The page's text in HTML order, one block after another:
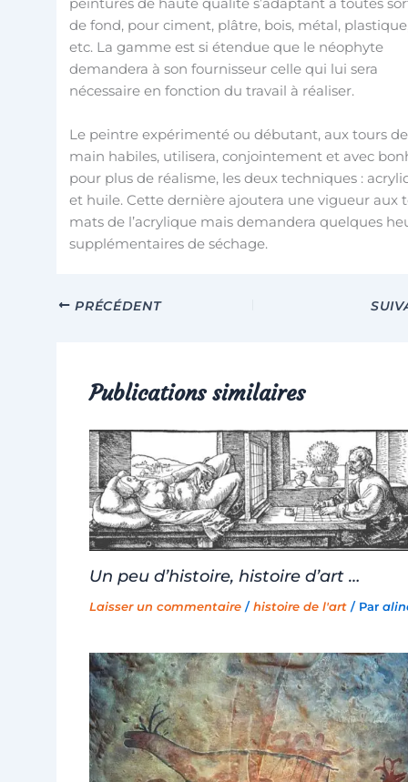
peintures de haute qualité s’adaptant à toutes
de fond, pour ciment, plâtre, bois, métal,
etc. La gamme est si étendue que le néophyte
demandera à son fournisseur celle qui lui sera
nécessaire en fonction du travail à réaliser.
Le peintre expérimenté ou débutant, aux tours de
main habiles, utilisera, conjointement et avec
pour plus de réalisme, les deux techniques :
et huile. Cette dernière ajoutera une vigueur aux
mats de l’acrylique mais demandera quelques
supplémentaires de séchage.
PRÉCÉDENT
Publications similaires
Un peu d’histoire, histoire d’art …
Laisser un commentaire /histoire de l'art / Par